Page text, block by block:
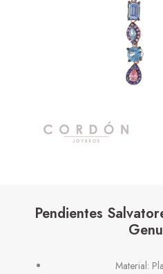
Pendientes
Material: